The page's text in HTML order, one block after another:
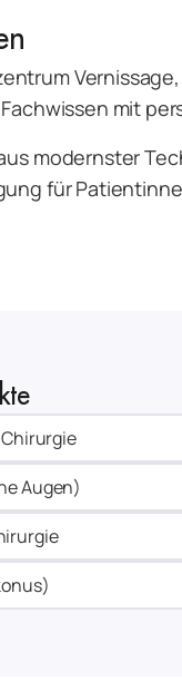
mit
modernster
für
Augen)